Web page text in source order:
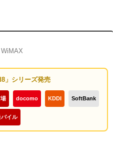
WiMAX
」シリーズ発売
docomo KDDI SoftBank
イル